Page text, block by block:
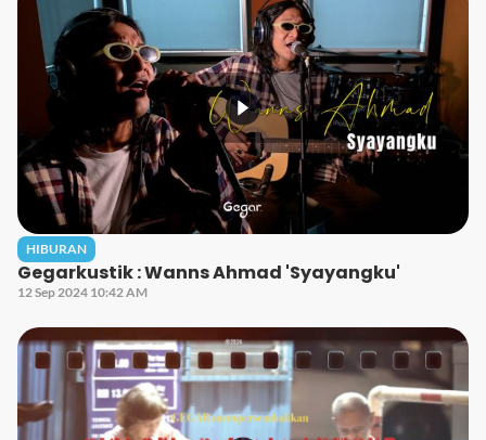
HIBURAN
Gegarkustik : Wanns Ahmad 'Syayangku'
12 Sep 2024 10:42 AM